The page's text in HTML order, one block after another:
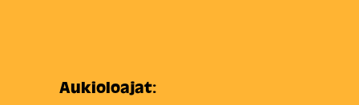
Aukioloajat: